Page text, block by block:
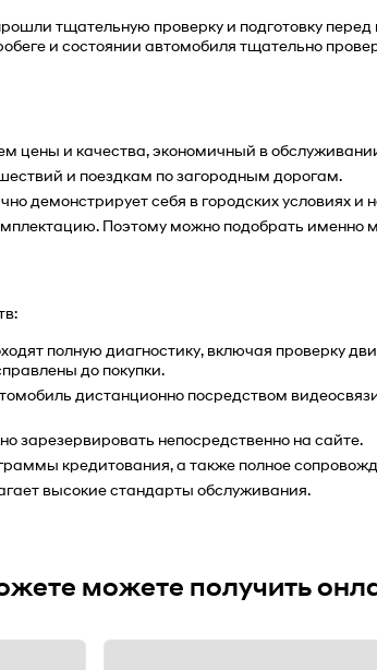
тщательную проверку и подготовку
и состоянии автомобиля тщательно
цены и качества, экономичный в
и поездкам по загородным дорогам.
демонстрирует себя в городских условиях и
Поэтому можно подобрать
полную диагностику, включая проверку
до покупки.
дистанционно посредством
зарезервировать непосредственно на сайте.
кредитования, а также полное
высокие стандарты обслуживания.
можете получить